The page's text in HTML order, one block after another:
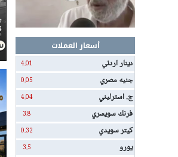
أسعار العملات
دينار اردني
4.01
جنيه مصري 0.05
ج. استرليني 4.04
فرنك سويسري 3.8
كيتر سويدي 0.32
يورو 3.5